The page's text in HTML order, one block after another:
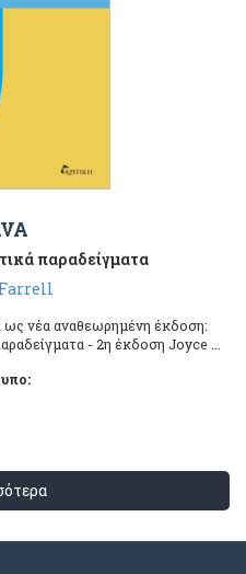
παραδείγματα
νέα αναθεωρημένη έκδοση:
- 2η έκδοση Joyce ...